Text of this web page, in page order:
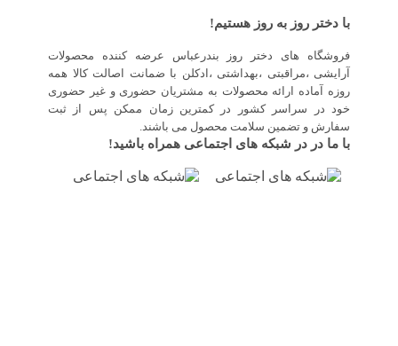
با دختر روز به روز هستیم!
فروشگاه های دختر روز بندرعباس عرضه کننده محصولات
آرایشی ،مراقبتی ،بهداشتی ،ادکلن با ضمانت اصالت کالا همه
روزه آماده ارائه محصولات به مشتریان حضوری و غیر حضوری
خود در سراسر کشور در کمترین زمان ممکن پس از ثبت
سفارش و تضمین سلامت محصول می باشند.
با ما در در شبکه های اجتماعی همراه باشید!